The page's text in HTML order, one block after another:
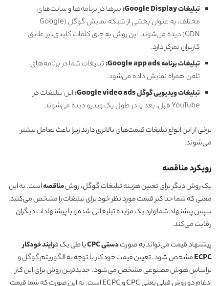
تبلیغاتGoogle Display
: بنرها در برنامه‌ها و سایت‌های
مختلف، به عنوان بخشی از شبکه نمایش گوگل (Google
GDN) دیده می‌شوند. این روش به جای کلمات کلیدی، بر علایق
کاربران تمرکز دارد.
تبلیغات برنامه Google app ads:
تبلیغات شما در برنامه‌های
تلفن همراه نمایش داده می‌شود.
تبلیغات ویدیویی گوگل Google video ads:
این تبلیغات در
YouTube قبل، بعد یا در طول یک ویدیو دیده می‌شوند.
برخی از این انواع تبلیغات قیمت‌های بالاتری دارند زیرا باعث تعامل بیشتر
می‌شوند.
رویکرد مناقصه
یک روش دیگر برای تعیین هزینه تبلیغات گوگل، روشمناقصهاست. به این
معنی که شما حداکثر قیمت مورد نظر خود برای تبلیغات را مشخص می‌کنید.
سپس پیشنهاد شما وارد یک مزایده تبلیغاتی شده و با پیشنهادات دیگران
رقابت می‌کند.
پیشنهاد قیمت می‌تواند به صورتدستی CPC یا طی یک فرایند خودکار
ECPCمشخص شود. تعیین قیمت خودکار با توجه به الگوریتم گوگل و
براساس هوش مصنوعی مشخص می‌شود. جدیدترین روش برای این کار